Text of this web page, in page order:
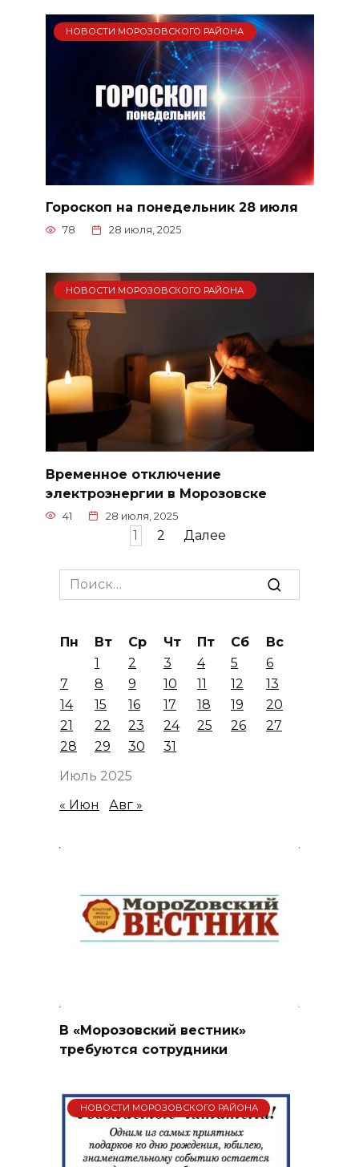
НОВОСТИ МОРОЗОВСКОГО РАЙОНА
Гороскоп на понедельник 28 июля
78 28 июля, 2025
НОВОСТИ МОРОЗОВСКОГО РАЙОНА
Временное отключение
электроэнергии в Морозовске
41 28 июля, 2025
1 2 Далее
Search
for:
Июль 2025
Пн Вт Ср Чт Пт Сб
Вс
1
2 3 4 5
6
7
8 9 10 11 12
13
14
15 16 17 18 19
20
21
22 23 24 25 26
27
28
29 30 31
« Июн Авг »
В «Морозовский вестник»
требуются сотрудники
НОВОСТИ МОРОЗОВСКОГО РАЙОНА